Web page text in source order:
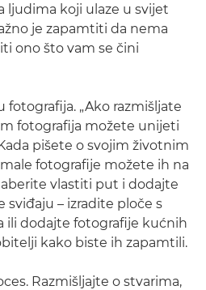
ljudima koji ulaze u svijet
je zapamtiti da nema
ono što vam se čini
„Ako razmišljate
fotografija možete unijeti
pišete o svojim životnim
fotografije možete ih na
vlastiti put i dodajte
sviđaju – izradite ploče s
ili dodajte fotografije kućnih
kako biste ih zapamtili.
Razmišljajte o stvarima,